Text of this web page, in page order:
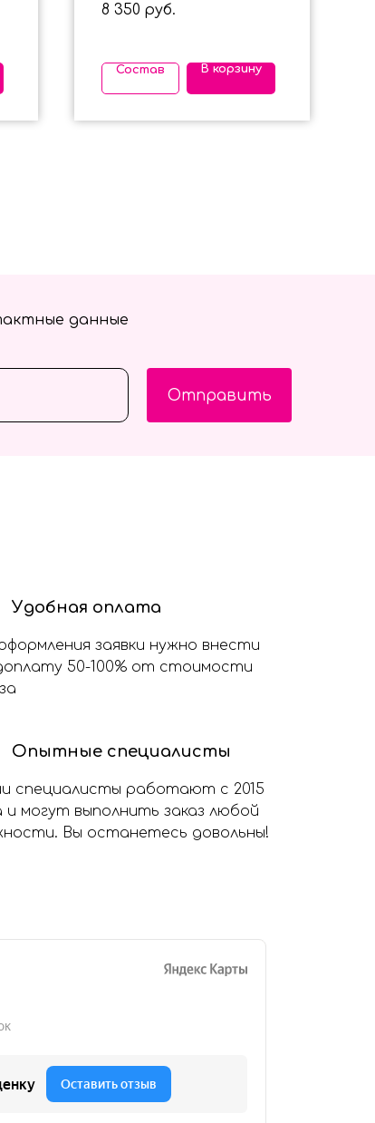
8 350 руб.
Состав В корзину
Отправить
данные
Удобная оплата
заявки нужно внести
50-100% от стоимости
Опытные специалисты
специалисты работают с 2015
и могут выполнить заказ любой
Вы останетесь довольны!